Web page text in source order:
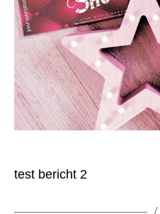
test bericht 2